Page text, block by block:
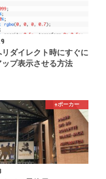
ダイレクト時にすぐに
ップ表示させる方法
♠️ポーカー